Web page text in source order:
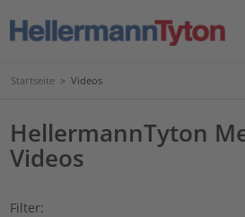
Startseite > Videos
HellermannTyton
Videos
Filter: